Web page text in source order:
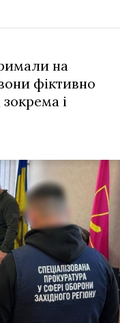
на
фіктивно
і